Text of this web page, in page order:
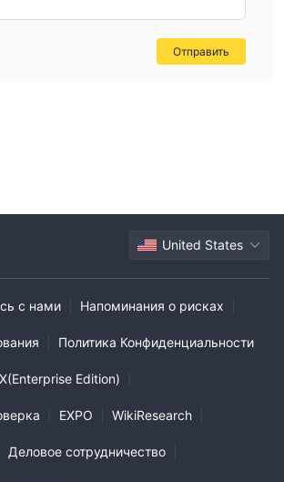
Отправить
United States
с нами Напоминания о рисках
Политика Конфиденциальности
Edition)
EXPO WikiResearch
Деловое сотрудничество